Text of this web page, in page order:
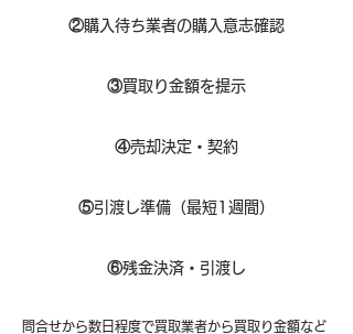
②購入待ち業者の購入意志確認
③買取り金額を提示
④売却決定・契約
⑤引渡し準備（最短1週間）
⑥残金決済・引渡し
問合せから数日程度で買取業者から買取り金額など